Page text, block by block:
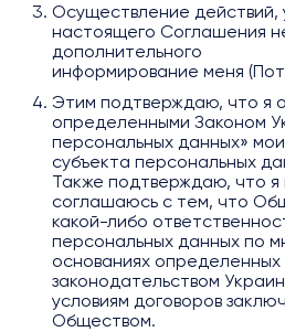
Осуществление действий,
настоящего Соглашения
дополнительного
информирование меня
Этим подтверждаю, что я
определенными Законом
персональных данных»
субъекта персональных
Также подтверждаю, что
соглашаюсь с тем, что
какой-либо
персональных данных по
основаниях
законодательством
условиям договоров
Обществом.